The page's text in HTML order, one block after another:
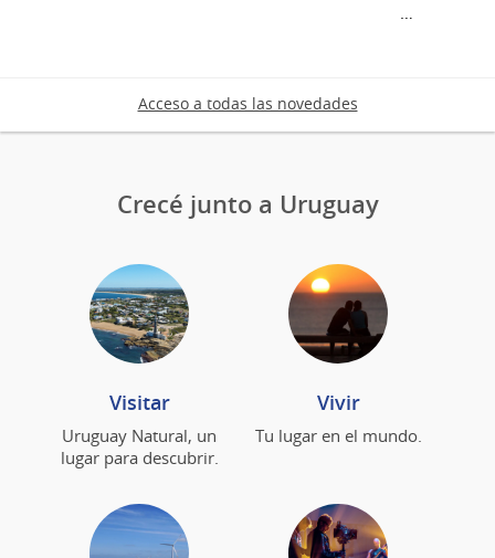
Acceso a todas las novedades
Crecé junto a Uruguay
Visitar
Uruguay Natural, un
lugar para descubrir.
Vivir
Tu lugar en el mundo.